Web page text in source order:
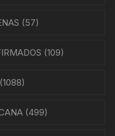
(57)
(109)
(499)